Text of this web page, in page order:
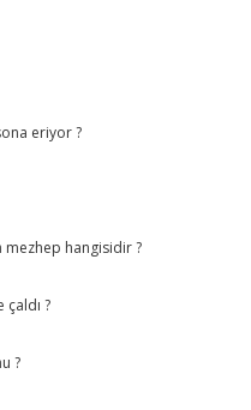
eriyor ?
mezhep hangisidir ?
çaldı ?
?